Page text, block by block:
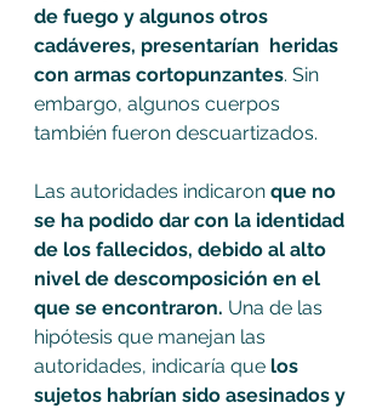
de fuego y algunos otros
cadáveres, presentarían  heridas
con armas cortopunzantes. Sin
embargo, algunos cuerpos
también fueron descuartizados.
Las autoridades indicaron que no
se ha podido dar con la identidad
de los fallecidos, debido al alto
nivel de descomposición en el
que se encontraron. Una de las
hipótesis que manejan las
autoridades, indicaría que los
sujetos habrían sido asesinados y